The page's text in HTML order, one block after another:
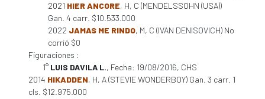
2021 HIER ANCORE, H, C (MENDELSSOHN (USA))
Gan. 4 carr. $10.533.000
2022 JAMAS ME RINDO, M, C (IVAN DENISOVICH) No
corrió $0
Figuraciones :
1° LUIS DAVILA L., Fecha: 19/08/2016, CHS
2014 HIKADDEN, H, A (STEVIE WONDERBOY) Gan. 3 carr. 1
cls. $12.975.000